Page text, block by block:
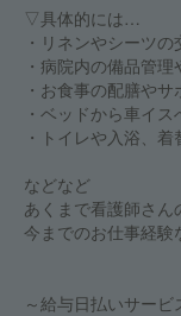
▽具体的には…
・リネンやシーツの
・病院内の備品管理
・お食事の配膳やサ
・ベッドから車イ
・トイレや入浴、
などなど
あくまで看護師さん
今までのお仕事経験
～給与日払いサービ